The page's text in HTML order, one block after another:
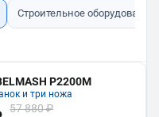
Строительное оборудование
P2200M
и три ножа
57 880 ₽